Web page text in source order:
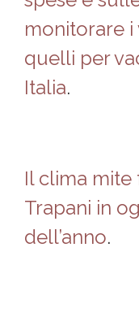
monitorare
quelli per
Italia.
Il clima mite
Trapani in
dell’anno.